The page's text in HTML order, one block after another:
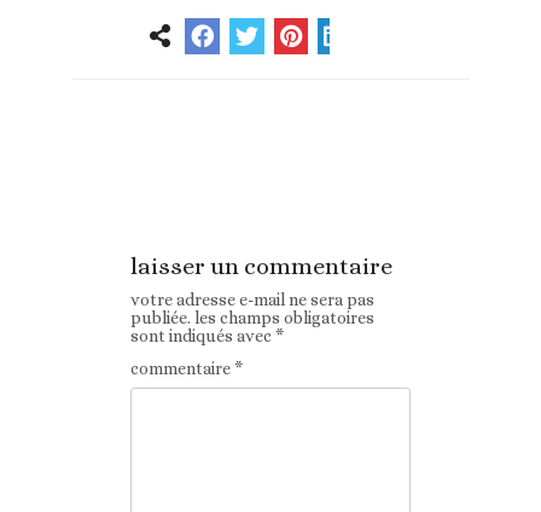
laisser un commentaire
votre adresse e-mail ne sera pas
publiée. les champs obligatoires
sont indiqués avec*
commentaire*